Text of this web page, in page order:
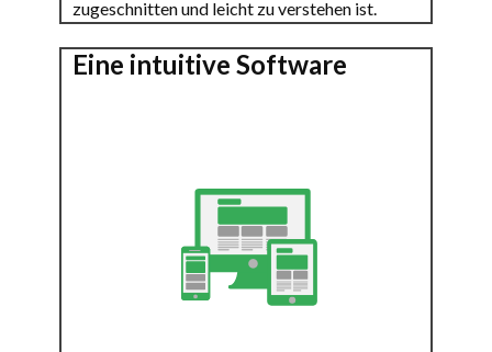
zugeschnitten und leicht zu verstehen ist.
Eine intuitive Software